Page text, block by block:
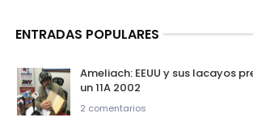
ENTRADAS POPULARES
Ameliach: EEUU y sus lacayos
un 11A 2002
2 comentarios